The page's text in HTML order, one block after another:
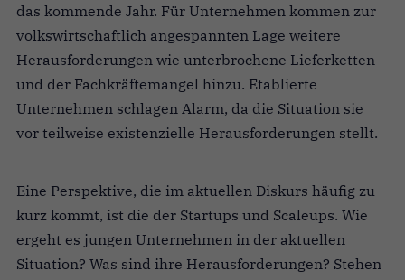
das kommende Jahr. Für Unternehmen kommen zur
volkswirtschaftlich angespannten Lage weitere
Herausforderungen wie unterbrochene Lieferketten
und der Fachkräftemangel hinzu. Etablierte
Unternehmen schlagen Alarm, da die Situation sie
vor teilweise existenzielle Herausforderungen stellt.
Eine Perspektive, die im aktuellen Diskurs häufig zu
kurz kommt, ist die der Startups und Scaleups. Wie
ergeht es jungen Unternehmen in der aktuellen
Situation? Was sind ihre Herausforderungen? Stehen